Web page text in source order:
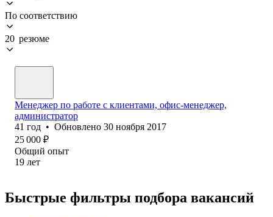
По соответствию
20 резюме
Менеджер по работе с клиентами, офис-менеджер,
администратор
41 год • Обновлено 30 ноября 2017
25 000 ₽
Общий опыт
19 лет
Быстрые фильтры подбора вакансий